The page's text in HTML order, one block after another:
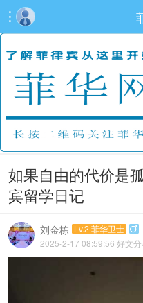

如果自由的代价是
宾留学日记
刘金栋 Lv.2 菲华卫士 
2025-2-17 08:59:56 好文